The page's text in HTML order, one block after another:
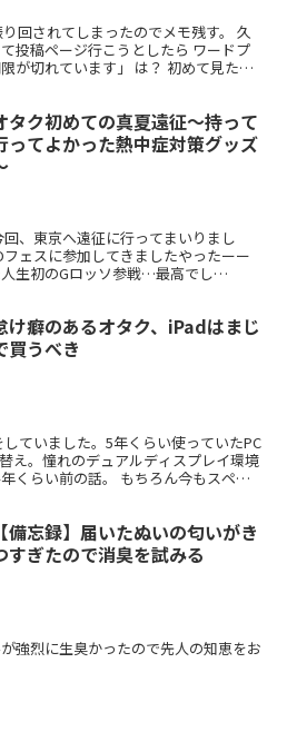
回されてしまったのでメモ残す。 久
投稿ページ行こうとしたら ワードプ
が切れています」 は？ 初めて見たん
タク初めての真夏遠征～持って
ってよかった熱中症対策グッズ
、東京へ遠征に行ってまいりまし
ェスに参加してきましたやったーー
生初のGロッソ参戦…最高でし
け癖のあるオタク、iPadはまじ
買うべき
ていました。5年くらい使っていたPC
え。憧れのデュアルディスプレイ環境
くらい前の話。 もちろん今もスペッ
【備忘録】届いたぬいの匂いがき
すぎたので消臭を試みる
強烈に生臭かったので先人の知恵をお